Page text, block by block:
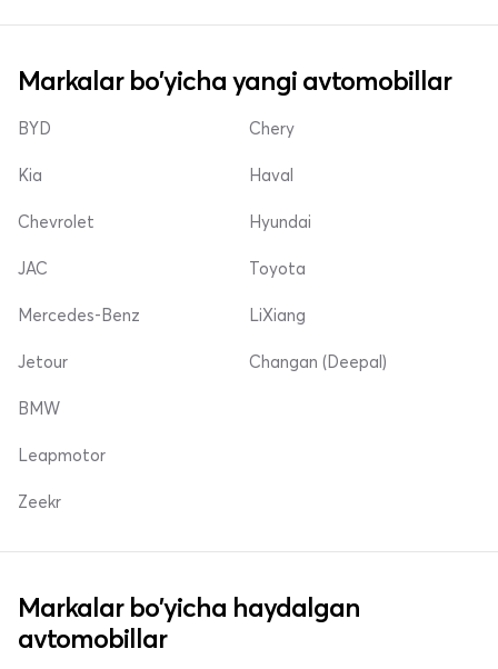
Markalar bo'yicha yangi avtomobillar
BYD
Kia
Chevrolet
Chery
Haval
Hyundai
JAC
Mercedes-Benz
Jetour
Toyota
LiXiang
Changan (Deepal)
BMW
Leapmotor
Zeekr
Markalar bo'yicha haydalgan
avtomobillar